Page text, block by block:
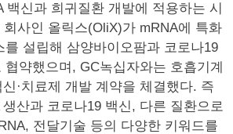
백신과 희귀질환 개발에 적용하는 시
사인 올릭스(OliX)가 mRNA에 특화
를 설립해 삼양바이오팜과 코로나19
약했으며, GC녹십자와는 호흡기계
·치료제 개발 계약을 체결했다. 즉
산과 코로나19 백신, 다른 질환으로
전달기술 등의 다양한 키워드를